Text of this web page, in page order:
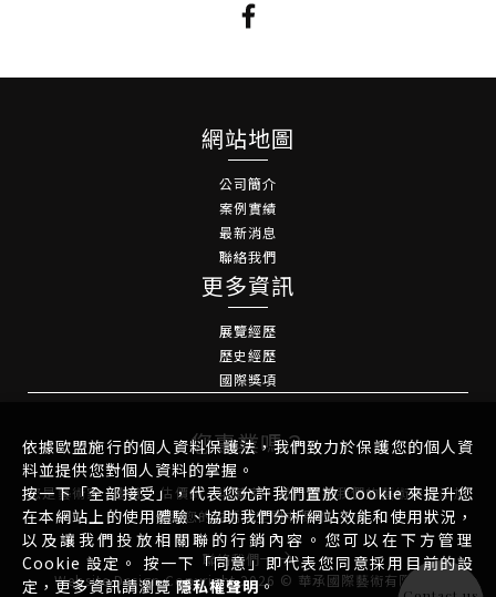
網站地圖
公司簡介
案例實績
最新消息
聯絡我們
更多資訊
展覽經歷
歷史經歷
國際獎項
您專業嗎？
您是藝術家、藝廊、估價師、收藏家，並希望將我們的藝術作品添加
到您的生活或空間中嗎？
聯絡我們
Website DesignCopyright 2026 © 華承國際藝術有限公司
依據歐盟施行的個人資料保護法，我們致力於保護您的個人資
料並提供您對個人資料的掌握。
按一下「全部接受」，代表您允許我們置放 Cookie 來提升您
在本網站上的使用體驗、協助我們分析網站效能和使用狀況，
以及讓我們投放相關聯的行銷內容。您可以在下方管理
Cookie 設定。 按一下「同意」即代表您同意採用目前的設
定，更多資訊請瀏覽隱私權聲明。